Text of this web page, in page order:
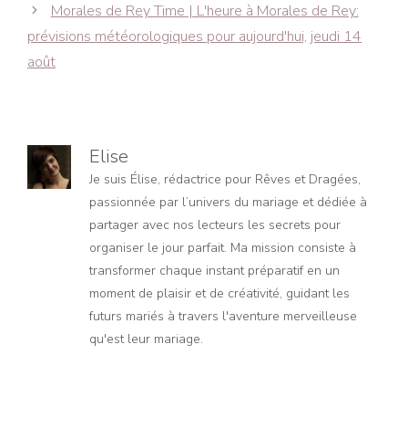
Morales de Rey Time | L'heure à Morales de Rey:
prévisions météorologiques pour aujourd'hui, jeudi 14
août
Elise
Je suis Élise, rédactrice pour Rêves et Dragées,
passionnée par l’univers du mariage et dédiée à
partager avec nos lecteurs les secrets pour
organiser le jour parfait. Ma mission consiste à
transformer chaque instant préparatif en un
moment de plaisir et de créativité, guidant les
futurs mariés à travers l'aventure merveilleuse
qu'est leur mariage.